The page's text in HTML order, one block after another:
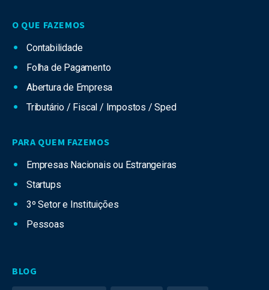
O QUE FAZEMOS
Contabilidade
Folha de Pagamento
Abertura de Empresa
Tributário / Fiscal / Impostos / Sped
PARA QUEM FAZEMOS
Empresas Nacionais ou Estrangeiras
Startups
3º Setor e Instituições
Pessoas
BLOG